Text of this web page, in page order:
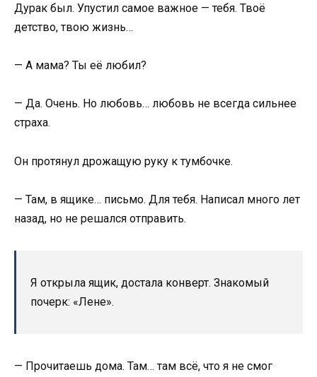
Дурак был. Упустил самое важное — тебя. Твоё
детство, твою жизнь…
— А мама? Ты её любил?
— Да. Очень. Но любовь… любовь не всегда сильнее
страха.
Он протянул дрожащую руку к тумбочке.
— Там, в ящике… письмо. Для тебя. Написал много лет
назад, но не решался отправить.
Я открыла ящик, достала конверт. Знакомый
почерк: «Лене».
— Прочитаешь дома. Там… там всё, что я не смог